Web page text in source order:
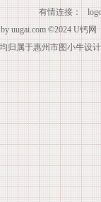
有情连接：
uugai.com ©2024 U钙网
归属于惠州市图小牛设